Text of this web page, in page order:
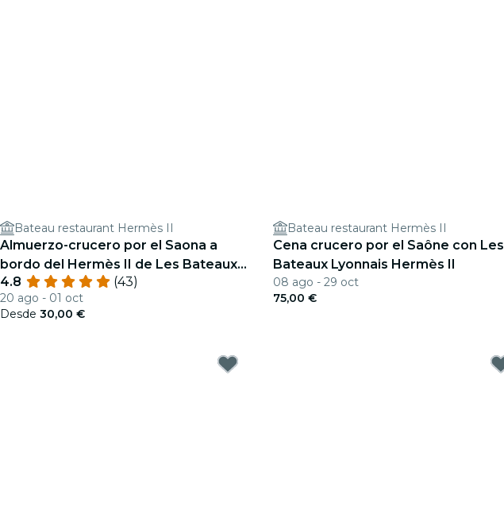
Bateau restaurant Hermès II
Almuerzo-crucero por el Saona a
bordo del Hermès II de Les Bateaux
Lyonnais
4.8 (43)
20 ago - 01 oct
Desde 30,00 €
Bateau restaurant Hermès II
Cena crucero por el Saône con Les
Bateaux Lyonnais Hermès II
08 ago - 29 oct
75,00 €